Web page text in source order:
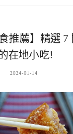
推薦】精選 7
在地小吃!
2024-01-14